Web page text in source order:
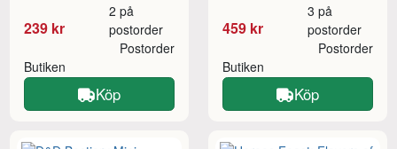
239 kr
2 på
postorder
Butiken
Postorder
Köp
459 kr
3 på
postorder
Butiken
Postorder
Köp